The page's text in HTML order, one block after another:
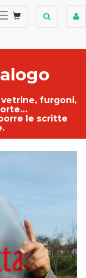
vetrine, furgoni,
le scritte
.